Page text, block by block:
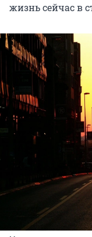
жизнь сейчас в